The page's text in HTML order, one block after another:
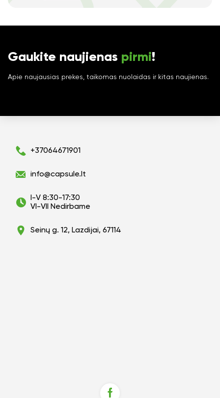
Gaukite naujienas pirmi!
Apie naujausias prekes, taikomas nuolaidas ir kitas naujienas.
+37064671901
info@capsule.lt
I-V 8:30-17:30
VI-VII Nedirbame
Seinų g. 12, Lazdijai, 67114